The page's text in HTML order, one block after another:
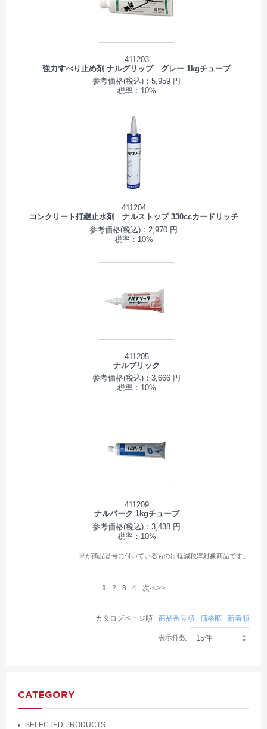
411203
強力すべり止め剤 ナルグリップ グレー 1kgチューブ
参考価格(税込)：5,959 円
税率：10%
411204
コンクリート打継止水剤 ナルストップ 330ccカードリッチ
参考価格(税込)：2,970 円
税率：10%
411205
ナルブリック
参考価格(税込)：3,666 円
税率：10%
411209
ナルパーク 1kgチューブ
参考価格(税込)：3,438 円
税率：10%
※が商品番号に付いているものは軽減税率対象商品です。
1 2 3 4 次へ>>
カタログページ順 商品番号順 価格順 新着順
表示件数
CATEGORY
SELECTED PRODUCTS